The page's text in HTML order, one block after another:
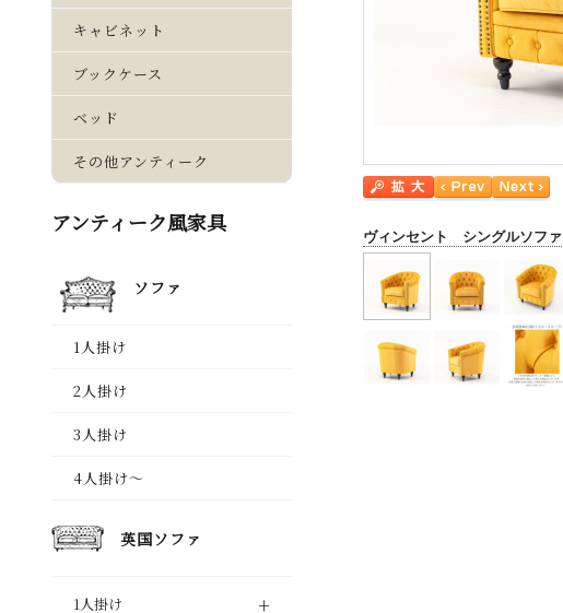
ヴィンセント シングルソファ